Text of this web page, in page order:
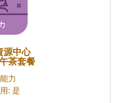
源中心
茶套餐
力
: 是